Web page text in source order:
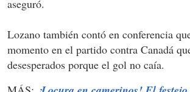
aseguró.
Lozano también contó en conferencia
momento en el partido contra Canadá
desesperados porque el gol no caía.